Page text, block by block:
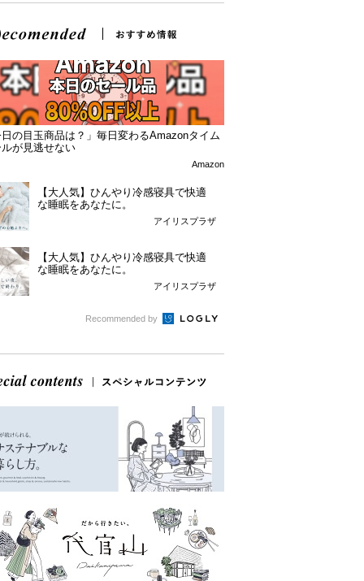
の目玉商品は？」毎日変わるAmazonタイム
が見逃せない
Amazon
【大人気】ひんやり冷感寝具で快適
な睡眠をあなたに。
アイリスプラザ
【大人気】ひんやり冷感寝具で快適
な睡眠をあなたに。
アイリスプラザ
Recommended by